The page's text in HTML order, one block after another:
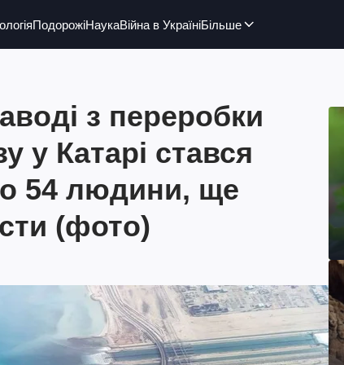
ПодорожіНаукаВійна в УкраїніБільше
з переробки
у Катарі стався
54 людини, ще
(фото)